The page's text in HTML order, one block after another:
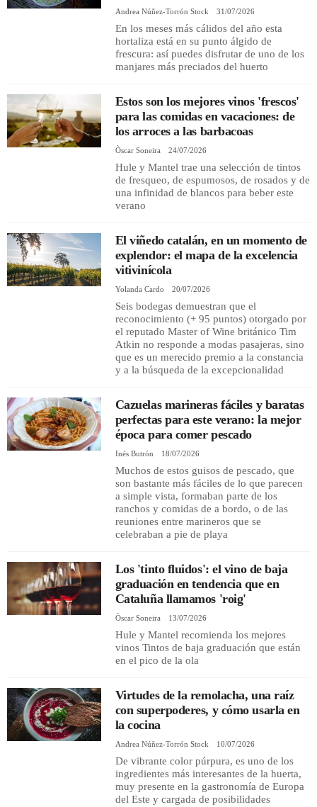
Andrea Núñez-Torrón Stock 31/07/2026
En los meses más cálidos del año esta
hortaliza está en su punto álgido de
frescura: así puedes disfrutar de uno de los
manjares más preciados del huerto
Estos son los mejores vinos 'frescos'
para las comidas en vacaciones: de
los arroces a las barbacoas
Òscar Soneira 24/07/2026
Hule y Mantel trae una selección de tintos
de fresqueo, de espumosos, de rosados y de
una infinidad de blancos para beber este
verano
El viñedo catalán, en un momento de
explendor: el mapa de la excelencia
vitivinícola
Yolanda Cardo 20/07/2026
Seis bodegas demuestran que el
reconocimiento (+ 95 puntos) otorgado por
el reputado Master of Wine británico Tim
Atkin no responde a modas pasajeras, sino
que es un merecido premio a la constancia
y a la búsqueda de la excepcionalidad
Cazuelas marineras fáciles y baratas
perfectas para este verano: la mejor
época para comer pescado
Inés Butrón 18/07/2026
Muchos de estos guisos de pescado, que
son bastante más fáciles de lo que parecen
a simple vista, formaban parte de los
ranchos y comidas de a bordo, o de las
reuniones entre marineros que se
celebraban a pie de playa
Los 'tinto fluidos': el vino de baja
graduación en tendencia que en
Cataluña llamamos 'roig'
Òscar Soneira 13/07/2026
Hule y Mantel recomienda los mejores
vinos Tintos de baja graduación que están
en el pico de la ola
Virtudes de la remolacha, una raíz
con superpoderes, y cómo usarla en
la cocina
Andrea Núñez-Torrón Stock 10/07/2026
De vibrante color púrpura, es uno de los
ingredientes más interesantes de la huerta,
muy presente en la gastronomía de Europa
del Este y cargada de posibilidades